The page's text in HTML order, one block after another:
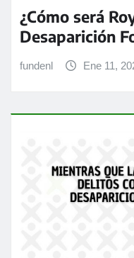
¿Cómo será
Desaparición
fundenl Ene 11,